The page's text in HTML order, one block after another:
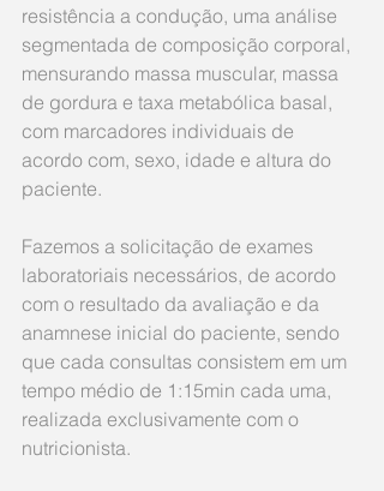
resistência a condução, uma análise
segmentada de composição corporal,
mensurando massa muscular, massa
de gordura e taxa metabólica basal,
com marcadores individuais de
acordo com, sexo, idade e altura do
paciente.
Fazemos a solicitação de exames
laboratoriais necessários, de acordo
com o resultado da avaliação e da
anamnese inicial do paciente, sendo
que cada consultas consistem em um
tempo médio de 1:15min cada uma,
realizada exclusivamente com o
nutricionista.